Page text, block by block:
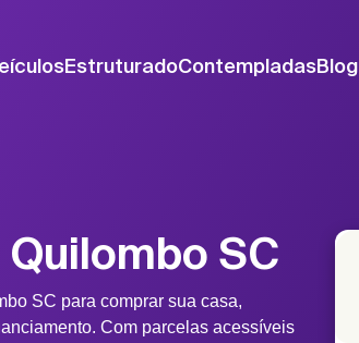
EstruturadoContempladasBlog
SC
SC para comprar sua casa,
Com parcelas acessíveis